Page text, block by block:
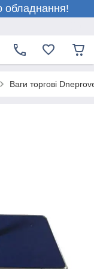
обладнання!
Ваги торгові